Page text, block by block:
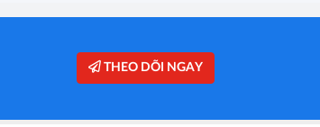
THEO DÕI NGAY